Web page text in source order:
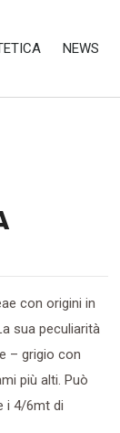
NEWS
con origini in
sua peculiarità
– grigio con
più alti. Può
i 4/6mt di